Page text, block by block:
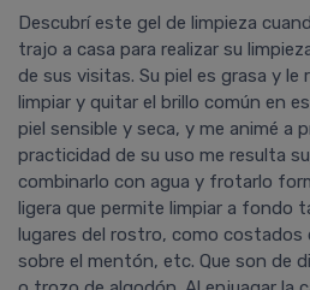
Descubrí este gel de limpieza
trajo a casa para realizar su
de sus visitas. Su piel es grasa y le
limpiar y quitar el brillo común en
piel sensible y seca, y me animé a
practicidad de su uso me resulta
combinarlo con agua y frotarlo
ligera que permite limpiar a fondo
lugares del rostro, como costados
sobre el mentón, etc. Que son de